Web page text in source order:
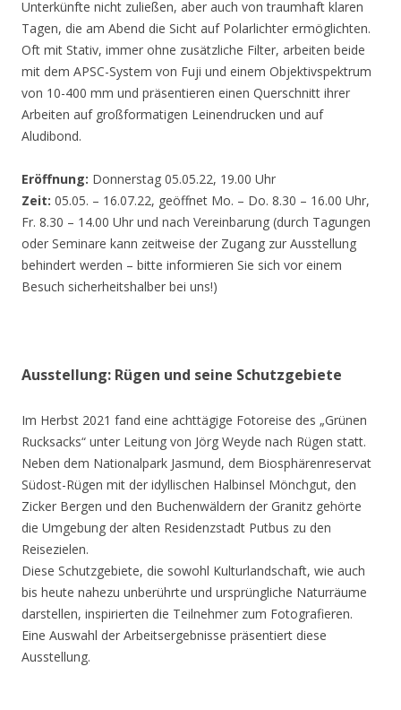
Unterkünfte nicht zuließen, aber auch von traumhaft klaren
Tagen, die am Abend die Sicht auf Polarlichter ermöglichten.
Oft mit Stativ, immer ohne zusätzliche Filter, arbeiten beide
mit dem APSC-System von Fuji und einem Objektivspektrum
von 10-400 mm und präsentieren einen Querschnitt ihrer
Arbeiten auf großformatigen Leinendrucken und auf
Aludibond.
Eröffnung: Donnerstag 05.05.22, 19.00 Uhr
Zeit: 05.05. – 16.07.22, geöffnet Mo. – Do. 8.30 – 16.00 Uhr,
Fr. 8.30 – 14.00 Uhr und nach Vereinbarung (durch Tagungen
oder Seminare kann zeitweise der Zugang zur Ausstellung
behindert werden – bitte informieren Sie sich vor einem
Besuch sicherheitshalber bei uns!)
Ausstellung: Rügen und seine Schutzgebiete
Im Herbst 2021 fand eine achttägige Fotoreise des „Grünen
Rucksacks“ unter Leitung von Jörg Weyde nach Rügen statt.
Neben dem Nationalpark Jasmund, dem Biosphärenreservat
Südost-Rügen mit der idyllischen Halbinsel Mönchgut, den
Zicker Bergen und den Buchenwäldern der Granitz gehörte
die Umgebung der alten Residenzstadt Putbus zu den
Reisezielen.
Diese Schutzgebiete, die sowohl Kulturlandschaft, wie auch
bis heute nahezu unberührte und ursprüngliche Naturräume
darstellen, inspirierten die Teilnehmer zum Fotografieren.
Eine Auswahl der Arbeitsergebnisse präsentiert diese
Ausstellung.